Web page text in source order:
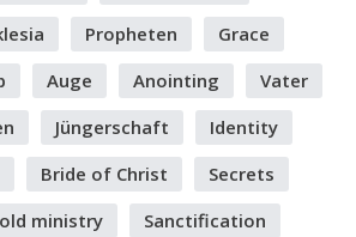
Propheten
Grace
Auge Anointing
Vater
Jüngerschaft
Identity
Bride of Christ
Secrets
ministry
Sanctification